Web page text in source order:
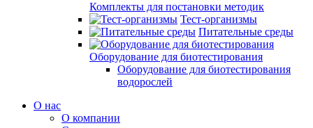
Комплекты для постановки методик
Тест-организмы
Питательные среды
Оборудование для биотестирования
Оборудование для биотестирования
водорослей
О нас
О компании